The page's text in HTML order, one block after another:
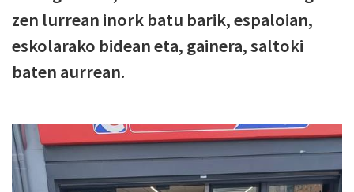
zen lurrean inork batu barik, espaloian,
eskolarako bidean eta, gainera, saltoki
baten aurrean.